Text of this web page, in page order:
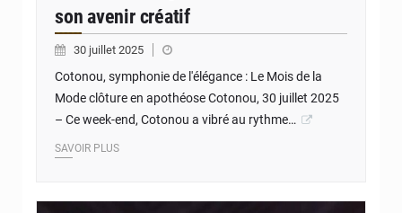
son avenir créatif
30 juillet 2025
Cotonou, symphonie de l'élégance : Le Mois de la
Mode clôture en apothéose Cotonou, 30 juillet 2025
– Ce week-end, Cotonou a vibré au rythme…
SAVOIR PLUS